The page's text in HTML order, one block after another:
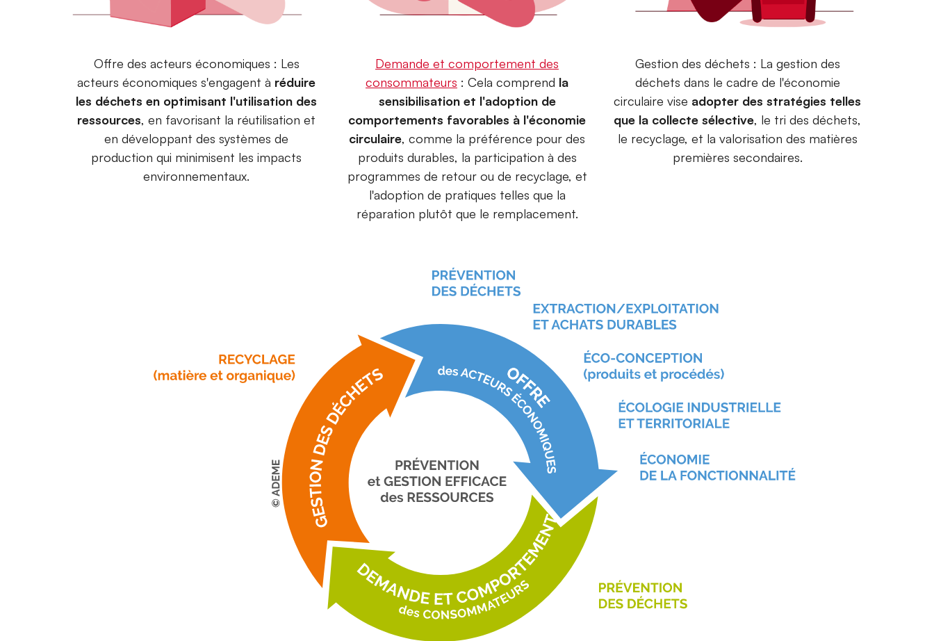
Offre des acteurs économiques : Les
acteurs économiques s'engagent à réduire
les déchets en optimisant l'utilisation des
ressources, en favorisant la réutilisation et
en développant des systèmes de
production qui minimisent les impacts
environnementaux.
Demande et comportement des
consommateurs : Cela comprend la
sensibilisation et l'adoption de
comportements favorables à l'économie
circulaire, comme la préférence pour des
produits durables, la participation à des
programmes de retour ou de recyclage, et
l'adoption de pratiques telles que la
réparation plutôt que le remplacement.
Gestion des déchets : La gestion des
déchets dans le cadre de l'économie
circulaire vise adopter des stratégies telles
que la collecte sélective, le tri des déchets,
le recyclage, et la valorisation des matières
premières secondaires.